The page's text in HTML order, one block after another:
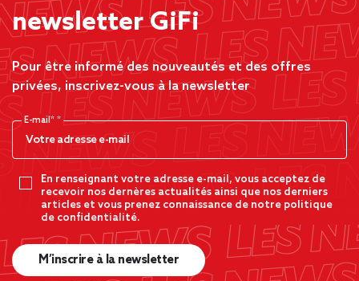
newsletter GiFi
Pour être informé des nouveautés et des offres
privées, inscrivez-vous à la newsletter
E-mail*
En renseignant votre adresse e-mail, vous acceptez de
recevoir nos dernères actualités ainsi que nos derniers
articles et vous prenez connaissance de notre politique
de confidentialité.
M’inscrire à la newsletter